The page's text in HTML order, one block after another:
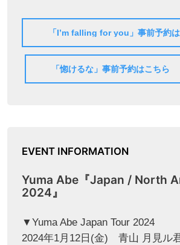
「I’m falling for you」事前予約
「惚けるな」事前予約はこちら
EVENT INFORMATION
Yuma Abe『Japan / North
2024』
▼Yuma Abe Japan Tour 2024
2024年1月12日(金) ⻘山 月見ル